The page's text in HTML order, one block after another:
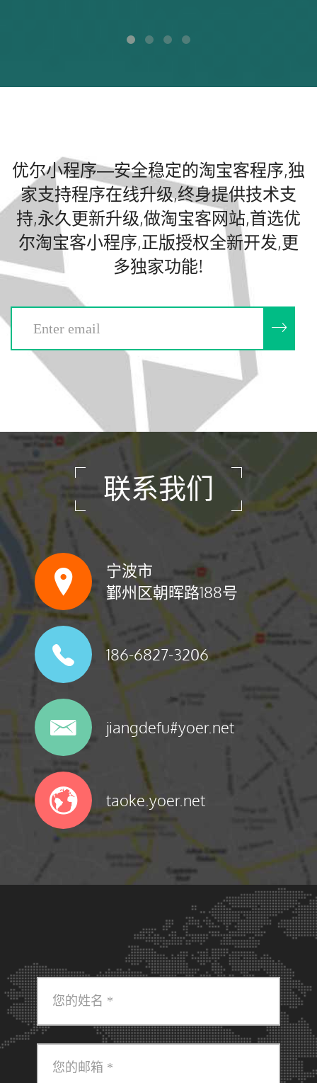
优尔小程序—安全稳定的淘宝客程序,独
家支持程序在线升级,终身提供技术支
持,永久更新升级,做淘宝客网站,首选优
尔淘宝客小程序,正版授权全新开发,更
多独家功能!
联系我们
宁波市
鄞州区朝晖路188号
186-6827-3206
jiangdefu#yoer.net
taoke.yoer.net